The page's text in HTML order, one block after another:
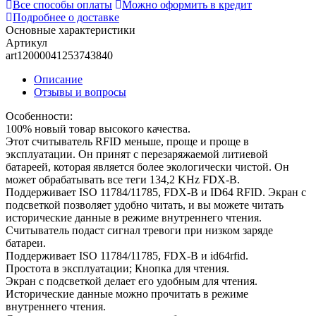
Все способы оплаты
Можно оформить в кредит
Подробнее о доставке
Основные характеристики
Артикул
art12000041253743840
Описание
Отзывы и вопросы
Особенности:
100% новый товар высокого качества.
Этот считыватель RFID меньше, проще и проще в
эксплуатации. Он принят с перезаряжаемой литиевой
батареей, которая является более экологически чистой. Он
может обрабатывать все теги 134,2 KHz FDX-B.
Поддерживает ISO 11784/11785, FDX-B и ID64 RFID. Экран с
подсветкой позволяет удобно читать, и вы можете читать
исторические данные в режиме внутреннего чтения.
Считыватель подаст сигнал тревоги при низком заряде
батареи.
Поддерживает ISO 11784/11785, FDX-B и id64rfid.
Простота в эксплуатации; Кнопка для чтения.
Экран с подсветкой делает его удобным для чтения.
Исторические данные можно прочитать в режиме
внутреннего чтения.